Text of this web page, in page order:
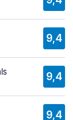
9,4
9,4
9,4